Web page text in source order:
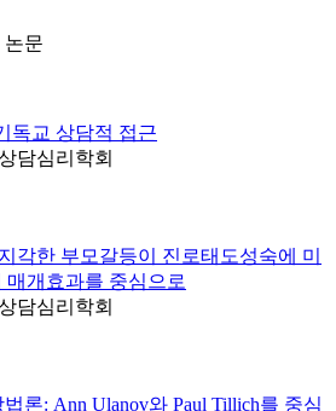
논문
독교 상담적 접근
담심리학회
각한 부모갈등이 진로태도성숙에 미
매개효과를 중심으로
담심리학회
론: Ann Ulanov와 Paul Tillich를 중심